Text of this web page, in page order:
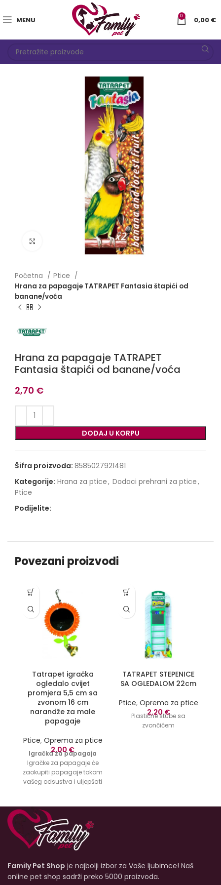
MENU 0 0,00 €
Click to enlarge
Početna
Ptice
Hrana za papagaje TATRAPET Fantasia štapići od
banane/voća
Hrana za papagaje TATRAPET
Fantasia štapići od banane/voća
2,70 €
DODAJ U KORPU
Šifra proizvoda: 8585027921481
Kategorije: Hrana za ptice, Dodaci prehrani za ptice,
Ptice
Podijelite:
Povezani proizvodi
Tatrapet igračka
ogledalo cvijet
promjera 5,5 cm sa
zvonom 16 cm
narandže za male
papagaje
Ptice, Oprema za ptice
2,00 €
Igračka za papagaja
Igračke za papagaje će
zaokupiti papagaje tokom
vašeg odsustva i uljepšati
papagaje podržavaju
radoznalost papagaja,
koji na taj način skraćuju
svoje slobodno vrijeme,
zabavljaju se i mogu se
papagaja ne bi trebao biti
bez igračke. Naš savjet:
TATRAPET STEPENICE
SA OGLEDALOM 22cm
Ptice, Oprema za ptice
2,20€
Plastične stube sa
zvončićem
Family Pet Shop je najbolji izbor za Vaše ljubimce! Naš
online pet shop sadrži preko 5000 proizvoda.